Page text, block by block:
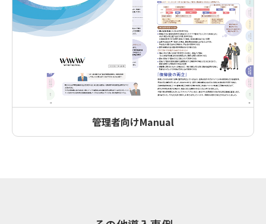
管理者向けManual